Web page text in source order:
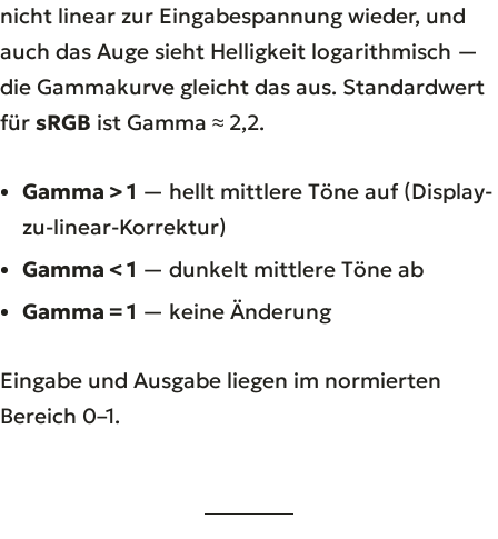
nicht linear zur Eingabespannung wieder, und
auch das Auge sieht Helligkeit logarithmisch —
die Gammakurve gleicht das aus. Standardwert
für sRGB ist Gamma ≈ 2,2.
Gamma > 1 — hellt mittlere Töne auf (Display-
zu-linear-Korrektur)
Gamma < 1 — dunkelt mittlere Töne ab
Gamma = 1 — keine Änderung
Eingabe und Ausgabe liegen im normierten
Bereich 0–1.